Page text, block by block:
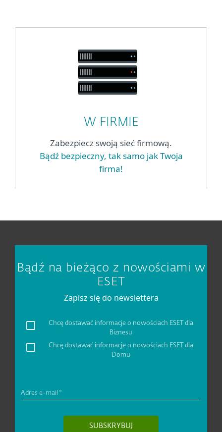
W FIRMIE
Zabezpiecz swoją sieć firmową.
Bądź bezpieczny, tak samo jak Twoja
firma!